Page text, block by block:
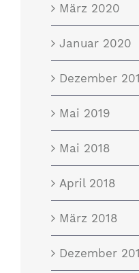
März 2020
Januar 2020
Dezember
Mai 2019
Mai 2018
April 2018
März 2018
Dezember